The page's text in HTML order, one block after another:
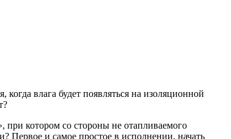
влага будет появляться на изоляционной
при котором со стороны не отапливаемого
Первое и самое простое в исполнении, начать